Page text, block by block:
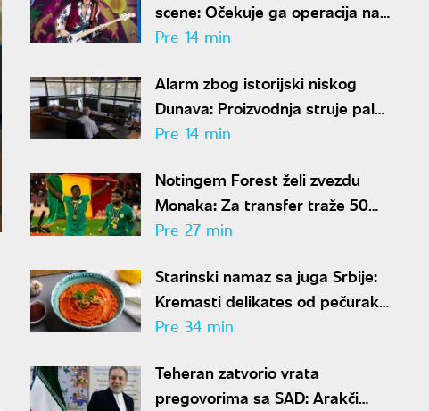
scene: Očekuje ga operacija na
otvorenom srcu
Pre 14 min
Alarm zbog istorijski niskog
Dunava: Proizvodnja struje pala
50 odsto, evo da li je
Pre 14 min
Notingem Forest želi zvezdu
Monaka: Za transfer traže 50
miliona evra
Pre 27 min
Starinski namaz sa juga Srbije:
Kremasti delikates od pečuraka
i pečenih paprika
Pre 34 min
Teheran zatvorio vrata
pregovorima sa SAD: Arakči